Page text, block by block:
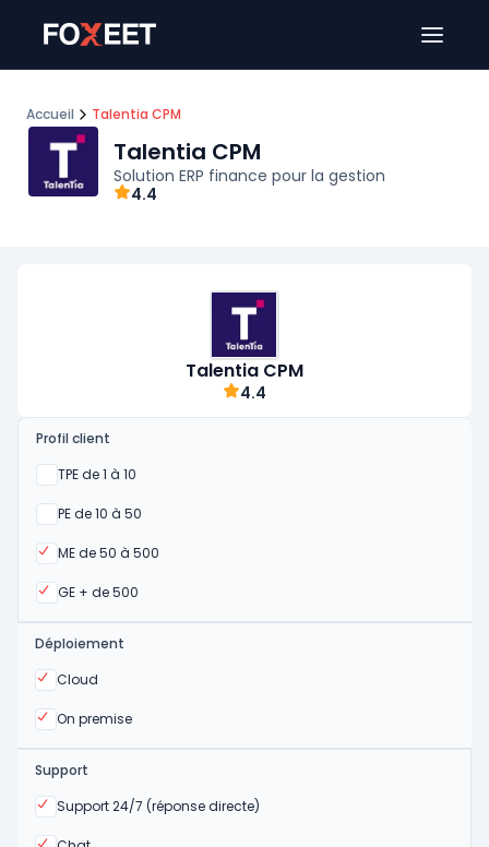
Accueil Talentia CPM
Talentia CPM
Solution ERP finance pour la gestion
4.4
Talentia CPM
4.4
Profil client
TPE de 1 à 10
Oui
PE de 10 à 50
Oui
ME de 50 à 500
Oui
GE + de 500
Oui
Déploiement
Cloud
Oui
On premise
Oui
Support
Support 24/7 (réponse directe)
Oui